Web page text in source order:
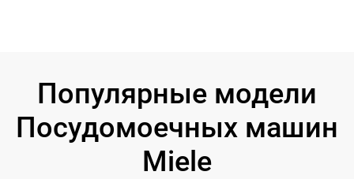
Популярные модели
Посудомоечных машин
Miele